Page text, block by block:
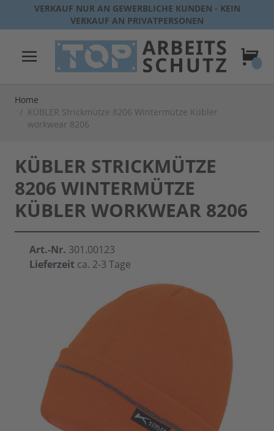
Direkt zum Inhalt
VERKAUF NUR AN GEWERBLICHE KUNDEN - KEIN
VERKAUF AN PRIVATPERSONEN
Home
/ KÜBLER Strickmütze 8206 Wintermütze Kübler
workwear 8206
KÜBLER STRICKMÜTZE
8206 WINTERMÜTZE
KÜBLER WORKWEAR 8206
Art.-Nr. 301.00123
Lieferzeit ca. 2-3 Tage